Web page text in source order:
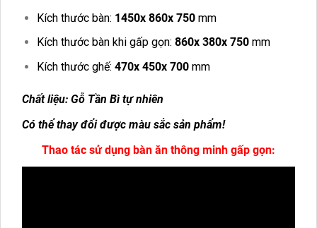
Kích thước bàn: 1450x 860x 750mm
Kích thước bàn khi gấp gọn: 860x 380x 750mm
Kích thước ghế: 470x 450x 700mm
Chất liệu: Gỗ Tần Bì tự nhiên
Có thể thay đổi được màu sắc sản phẩm!
Thao tác sử dụng bàn ăn thông minh gấp gọn: